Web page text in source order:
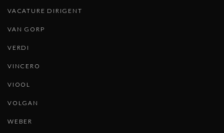
VACATURE DIRIGENT
VAN GORP
VERDI
VINCERO
VIOOL
VOLGAN
WEBER